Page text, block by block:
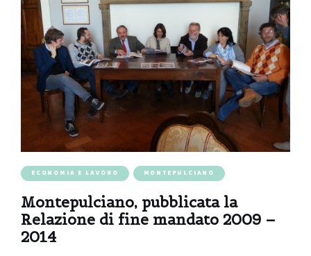
ECONOMIA E LAVORO MONTEPULCIANO
Montepulciano, pubblicata la
Relazione di fine mandato 2009 –
2014